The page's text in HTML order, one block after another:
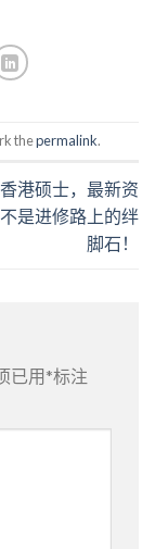
thepermalink.
港硕士，最新资
是进修路上的绊
脚石！
已用*标注